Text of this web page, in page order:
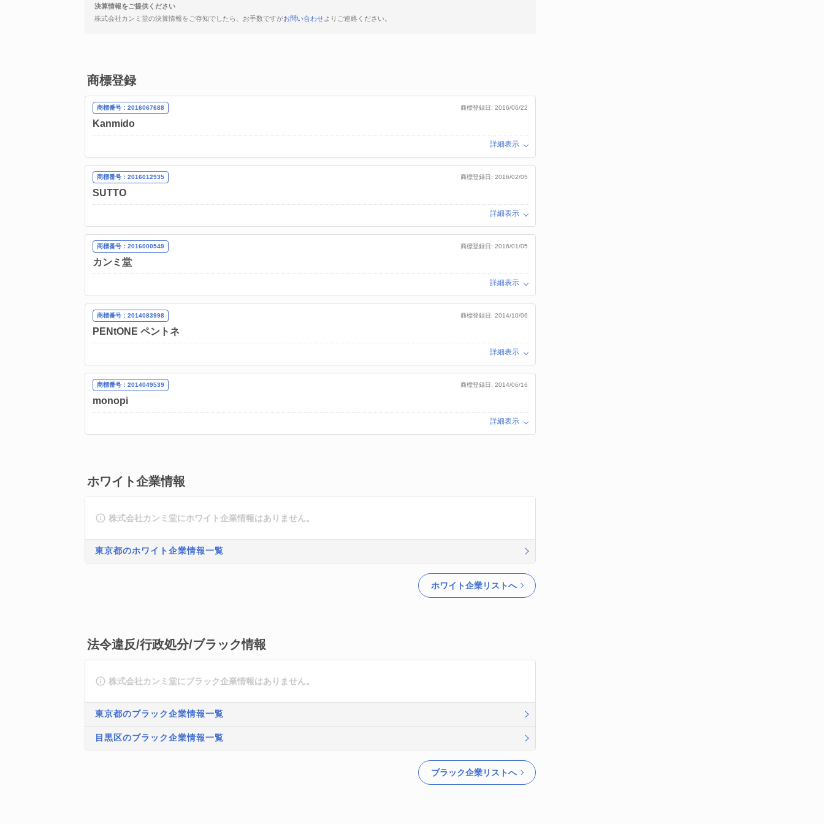
決算情報をご提供ください
株式会社カンミ堂の決算情報をご存知でしたら、お手数ですがお問い合わせよりご連絡ください。
商標登録
商標登録日: 2016/06/22
商標番号：2016067688
Kanmido
詳細表示
商標登録日: 2016/02/05
商標番号：2016012935
SUTTO
詳細表示
商標登録日: 2016/01/05
商標番号：2016000549
カンミ堂
詳細表示
商標登録日: 2014/10/06
商標番号：2014083998
PENtONE ペントネ
詳細表示
商標登録日: 2014/06/16
商標番号：2014049539
monopi
詳細表示
ホワイト企業情報
株式会社カンミ堂にホワイト企業情報はありません。
東京都のホワイト企業情報一覧
ホワイト企業リストへ
法令違反/行政処分/ブラック情報
株式会社カンミ堂にブラック企業情報はありません。
東京都のブラック企業情報一覧
目黒区のブラック企業情報一覧
ブラック企業リストへ